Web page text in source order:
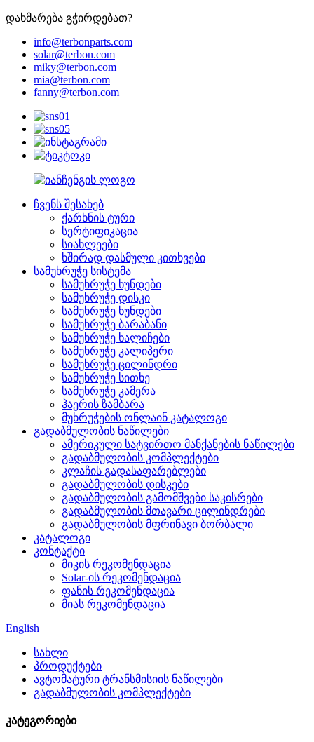
დახმარება გჭირდებათ?
info@terbonparts.com
solar@terbon.com
miky@terbon.com
mia@terbon.com
fanny@terbon.com
ჩვენს შესახებ
ქარხნის ტური
სერტიფიკაცია
სიახლეები
ხშირად დასმული კითხვები
სამუხრუჭე სისტემა
სამუხრუჭე ხუნდები
სამუხრუჭე დისკი
სამუხრუჭე ხუნდები
სამუხრუჭე ბარაბანი
სამუხრუჭე ხალიჩები
სამუხრუჭე კალიპერი
სამუხრუჭე ცილინდრი
სამუხრუჭე სითხე
სამუხრუჭე კამერა
ჰაერის ზამბარა
მუხრუჭების ონლაინ კატალოგი
გადაბმულობის ნაწილები
ამერიკული სატვირთო მანქანების ნაწილები
გადაბმულობის კომპლექტები
კლაჩის გადასაფარებლები
გადაბმულობის დისკები
გადაბმულობის გამომშვები საკისრები
გადაბმულობის მთავარი ცილინდრები
გადაბმულობის მფრინავი ბორბალი
კატალოგი
კონტაქტი
მიკის რეკომენდაცია
Solar-ის რეკომენდაცია
ფანის რეკომენდაცია
მიას რეკომენდაცია
English
სახლი
პროდუქტები
ავტომატური ტრანსმისიის ნაწილები
გადაბმულობის კომპლექტები
კატეგორიები